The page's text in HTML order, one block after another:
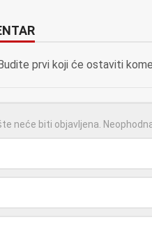
prvi koji će ostaviti
neće biti objavljena.